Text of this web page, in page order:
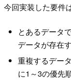
今回実装した要件
とあるデータ
データが存在
重複するデー
に1～3の優先